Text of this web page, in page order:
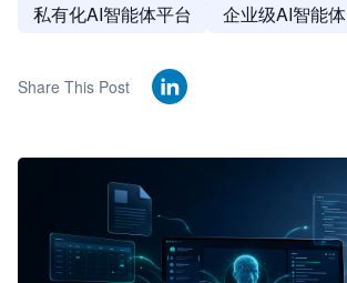
私有化AI智能体平台
企业级AI智能体
Share This Post